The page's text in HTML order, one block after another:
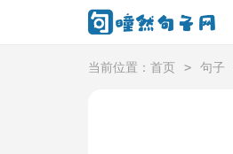
当前位置： 首页 > 句子